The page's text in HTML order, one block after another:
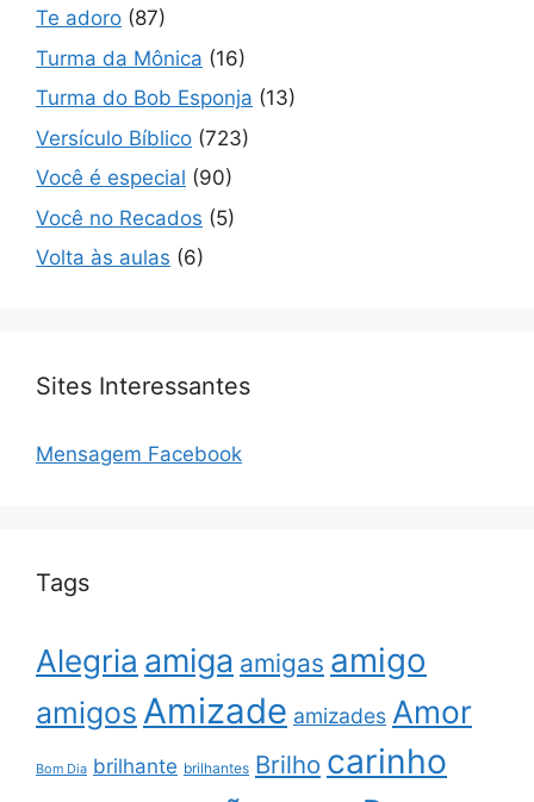
Te adoro (87)
Turma da Mônica (16)
Turma do Bob Esponja (13)
Versículo Bíblico (723)
Você é especial (90)
Você no Recados (5)
Volta às aulas (6)
Sites Interessantes
Mensagem Facebook
Tags
Alegria amiga amigas amigo
amigos Amizade amizades Amor
Bom Dia brilhante brilhantes Brilho carinho